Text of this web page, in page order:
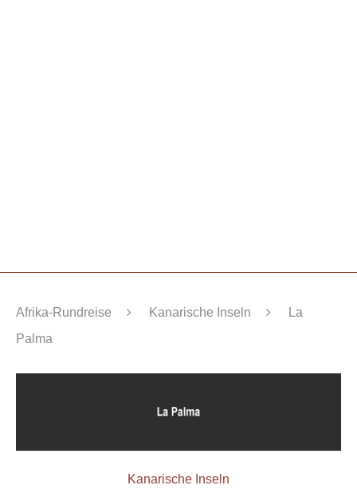
Afrika-Rundreise Kanarische Inseln
La
Palma
Kanarische Inseln